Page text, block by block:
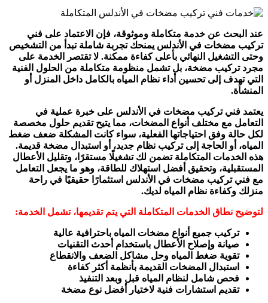
عند البحث عن خدمة متكاملة وموثوقة، فإن الاعتماد على فني
تركيب مضخات في الأندلس يمنحك تجربة شاملة تبدأ من التشخيص
وحتى التشغيل النهائي بأعلى كفاءة ممكنة. لا تقتصر الخدمة على
مجرد تركيب مضخة، بل تشمل منظومة متكاملة من الحلول الفنية
التي تهدف إلى تحسين أداء نظام المياه بالكامل داخل المنزل أو
المنشأة.
يعتمد فني تركيب مضخات في الأندلس على خبرة عملية في
التعامل مع مختلف أنواع المضخات، مما يتيح تقديم حلول مخصصة
لكل حالة وفق احتياجاتها الفعلية، سواء كانت المشكلة ضعف ضغط
المياه، أو الحاجة إلى تركيب نظام جديد، أو استبدال مضخة قديمة.
هذه الخدمات المتكاملة تضمن لك تشغيلًا مستقرًا، وتقليل الأعطال
المستقبلية، وتحقيق أفضل استهلاك للطاقة، وهو ما يجعل التعامل
مع فني تركيب مضخات في الأندلس استثمارًا حقيقيًا في راحة
منزلك وكفاءة نظام المياه لديك.
لتوضيح نطاق الخدمات المتكاملة التي يتم تقديمها، تشمل الخدمة:
تركيب جميع أنواع مضخات المياه باحترافية عالية
صيانة وإصلاح الأعطال باستخدام أحدث التقنيات
تقوية ضغط المياه وحل مشاكل الضعف والانقطاع
استبدال المضخات القديمة بأنظمة أكثر كفاءة
فحص شامل لنظام المياه قبل وبعد التنفيذ
تقديم استشارات فنية لاختيار أفضل نوع مضخة